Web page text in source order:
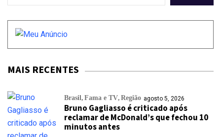
MAIS RECENTES
Brasil Fama e TV Região agosto 5, 2026
Bruno Gagliasso é criticado após
reclamar de McDonald’s que fechou 10
minutos antes